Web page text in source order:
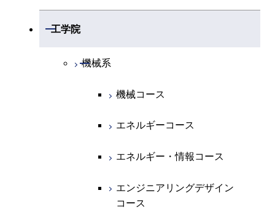
物理学系
物理学コース
物質・情報卓越コース
化学コース
エネルギーコース
エネルギー・情報コース
地球惑星科学系
地球惑星科学コース
工学院
開閉
機械系
開閉
機械コース
エネルギーコース
エネルギー・情報コース
エンジニアリングデザイン
コース